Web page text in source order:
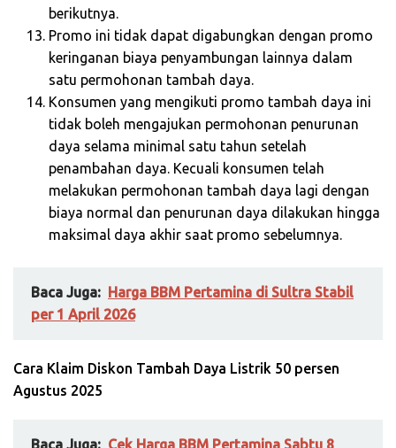
berikutnya.
Promo ini tidak dapat digabungkan dengan promo
keringanan biaya penyambungan lainnya dalam
satu permohonan tambah daya.
Konsumen yang mengikuti promo tambah daya ini
tidak boleh mengajukan permohonan penurunan
daya selama minimal satu tahun setelah
penambahan daya. Kecuali konsumen telah
melakukan permohonan tambah daya lagi dengan
biaya normal dan penurunan daya dilakukan hingga
maksimal daya akhir saat promo sebelumnya.
Baca Juga: Harga BBM Pertamina di Sultra Stabil
per 1 April 2026
Cara Klaim Diskon Tambah Daya Listrik 50 persen
Agustus 2025
Baca Juga: Cek Harga BBM Pertamina Sabtu 8